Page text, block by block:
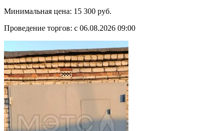
Минимальная цена: 15 300 руб.
Проведение торгов: с 06.08.2026 09:00